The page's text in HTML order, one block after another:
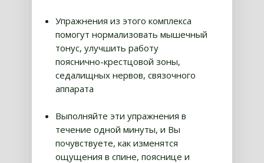
Упражнения из этого комплекса
помогут нормализовать мышечный
тонус, улучшить работу
пояснично-крестцовой зоны,
седалищных нервов, связочного
аппарата
Выполняйте эти упражнения в
течение одной минуты, и Вы
почувствуете, как изменятся
ощущения в спине, пояснице и